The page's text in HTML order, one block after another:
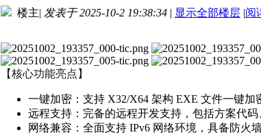
楼主 发表于 2025-10-2 19:38:34 显示全部楼层 阅
【核心功能亮点】
一键加密：支持 X32/X64 架构 EXE 文件一键
远程支持：完备的远程开发支持，包括方案代
网络兼容：全面支持 IPv6 网络环境，具备防火